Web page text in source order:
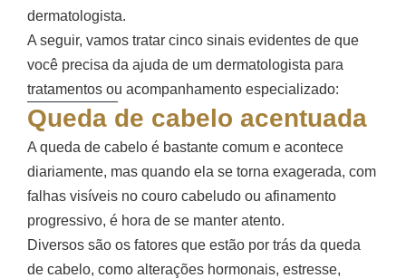
dermatologista.
A seguir, vamos tratar cinco sinais evidentes de que
você precisa da ajuda de um dermatologista para
tratamentos ou acompanhamento especializado:
Queda de cabelo acentuada
A queda de cabelo é bastante comum e acontece
diariamente, mas quando ela se torna exagerada, com
falhas visíveis no couro cabeludo ou afinamento
progressivo, é hora de se manter atento.
Diversos são os fatores que estão por trás da queda
de cabelo, como alterações hormonais, estresse,